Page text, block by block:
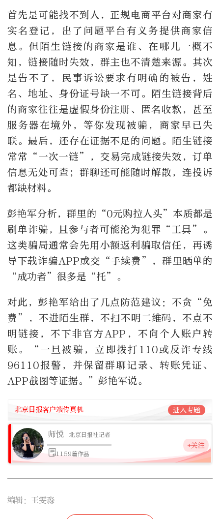
首先是可能找不到人，正规电商平台对商家有
实名登记，出了问题平台有义务提供商家信
息。但陌生链接的商家是谁、在哪儿一概不
知，链接随时失效，群主也不清楚来源。其次
是告不了，民事诉讼要求有明确的被告，姓
名、地址、身份证号缺一不可。陌生链接背后
的商家往往是虚假身份注册、匿名收款，甚至
服务器在境外，等你发现被骗，商家早已失
联。最后，还存在证据不足的问题。陌生链接
常常 “一次一链”
，交易完成链接失效，订单
信息无处可查；群聊还可能随时解散，连投诉
都缺材料。
彭艳军分析，群里的 “0元购拉人头” 本质都是
刷单诈骗，且参与者可能沦为犯罪 “ 工具”
。
这类骗局通常会先用小额返利骗取信任，再诱
导下载诈骗APP或交 “手续费 ”
，群里晒单的
“成功者” 很多是 “托” 。
对此，彭艳军给出了几点防范建议：不贪 “免
费 ”
，不进陌生群，不扫不明二维码，不点不
明链接，不下非官方 APP ，不向个人账户转
账。
“ 一旦被骗，立即拨打 110或反诈专线
96110报警，并保留群聊记录、转账凭证、
APP截图等证据。 ” 彭艳军说。
北京日报客户端传真机 进入专题
师悦 北京日报社记者
1159篇作品
+关注
编辑：王雯淼